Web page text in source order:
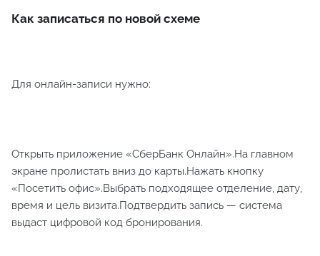
Как записаться по новой схеме
Для онлайн-записи нужно:
Открыть приложение «СберБанк Онлайн».На главном
экране пролистать вниз до карты.Нажать кнопку
«Посетить офис».Выбрать подходящее отделение, дату,
время и цель визита.Подтвердить запись — система
выдаст цифровой код бронирования.